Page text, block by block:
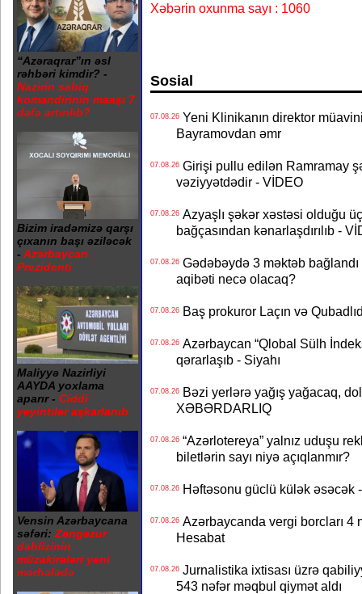
“Azəraqrar”ın əsl
rəhbəri kimdir? -
Nazirin sabiq
komandirinin maaşı 7
dəfə artırılıb?
Bizim iradəmizə qarşı
çıxanın başı əziləcək
- Azərbaycan
Prezidenti
Maliyyə Nazirliyi
AAYDA yoxlama
aparır - Ciddi
yeyintilər aşkarlanıb
Vensin Azərbaycana
səfəri: Zəngəzur
dəhlizinin
müzakirələri yeni
mərhələdə
Xəbərin oxunma sayı : 1060
Sosial
07.08.26Yeni Klinikanın direktor müavini
Bayramovdan əmr
07.08.26Girişi pullu edilən Ramramay
vəziyyətdədir - VİDEO
07.08.26Azyaşlı şəkər xəstəsi olduğu
bağçasından kənarlaşdırılıb -
07.08.26Gədəbəydə 3 məktəb
aqibəti necə olacaq?
07.08.26Baş prokuror Laçın və
07.08.26Azərbaycan “Qlobal Sülh
qərarlaşıb - Siyahı
07.08.26Bəzi yerlərə yağış yağacaq,
XƏBƏRDARLIQ
07.08.26“Azərlotereya” yalnız uduşu
biletlərin sayı niyə açıqlanmır?
07.08.26Həftəsonu güclü külək əsəcək
07.08.26Azərbaycanda vergi borcları 4
Hesabat
07.08.26Jurnalistika ixtisası üzrə
543 nəfər məqbul qiymət aldı